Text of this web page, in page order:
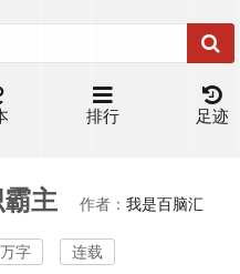
排行 足迹
主 作者： 我是百脑汇
字 连载